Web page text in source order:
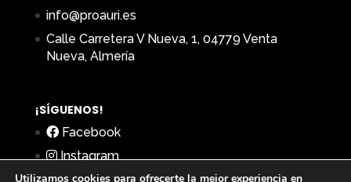
info@proauri.es
Calle Carretera V Nueva, 1, 04779 Venta
Nueva, Almería
¡SÍGUENOS!
Facebook
Instagram
Utilizamos cookies para ofrecerte la mejor experiencia en